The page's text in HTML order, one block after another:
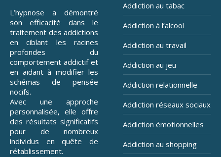
L’hypnose a démontré
son efficacité dans le
traitement des addictions
en ciblant les racines
profondes du
comportement addictif et
en aidant à modifier les
schémas de pensée
nocifs.
Avec une approche
personnalisée, elle offre
des résultats significatifs
pour de nombreux
individus en quête de
rétablissement.
Addiction au tabac
Addiction à l’alcool
Addiction au travail
Addiction au jeu
Addiction relationnelle
Addiction réseaux sociaux
Addiction émotionnelles
Addiction au shopping